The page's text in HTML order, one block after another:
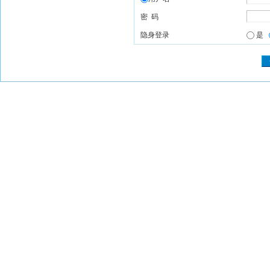
密 码
隐身登录 是